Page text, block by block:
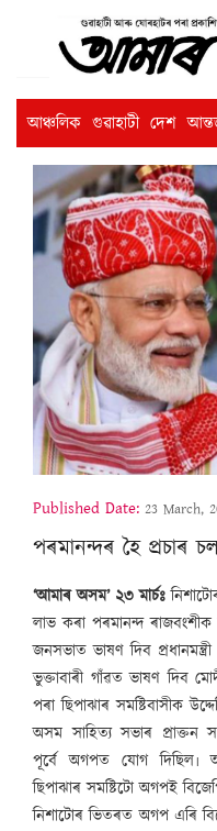
আঞ্চলিক গুৱাহাটী দেশ
Published Date: 23 March,
পৰমানন্দৰ হৈ প্ৰচাৰ
‘আমাৰ অসম’ ২৩ মাৰ্চঃ
লাভ কৰা পৰমানন্দ ৰাজবংশীক
জনসভাত ভাষণ দিব
ভুক্তাবাৰী গাঁৱত ভাষণ দিব
পৰা ছিপাঝাৰ সমষ্টিবাসীক
অসম সাহিত্য সভাৰ প্ৰাক্তন
পূৰ্বে অগপত যোগ দিছিল৷
ছিপাঝাৰ সমষ্টিটো অগপই
নিশাটোৰ ভিতৰত অগপ এৰি